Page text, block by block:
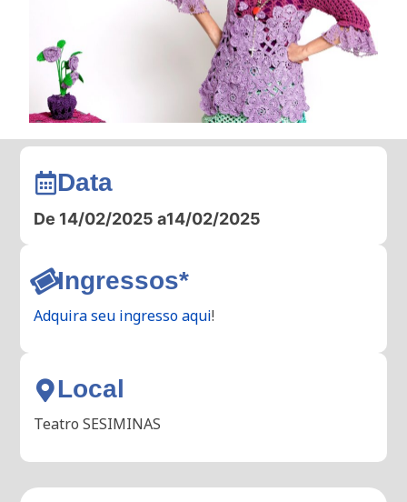
Data
De 14/02/2025 a14/02/2025
Ingressos*
Adquira seu ingresso aqui!
Local
Teatro SESIMINAS